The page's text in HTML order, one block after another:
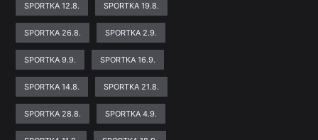
SPORTKA 12.8. SPORTKA 19.8.
SPORTKA 26.8. SPORTKA 2.9.
SPORTKA 9.9. SPORTKA 16.9.
SPORTKA 14.8. SPORTKA 21.8.
SPORTKA 28.8. SPORTKA 4.9.